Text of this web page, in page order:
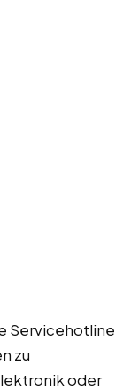
Servicehotline
zu
oder